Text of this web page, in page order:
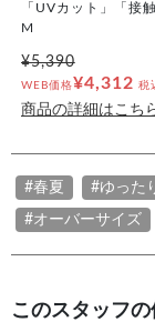
「UVカット」「接
M
¥5,390
WEB価格¥4,312 税
商品の詳細はこち
#春夏 #ゆった
#オーバーサイズ
このスタッフ